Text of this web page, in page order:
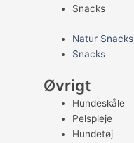
Snacks
Natur Snacks
Snacks
Øvrigt
Hundeskåle
Pelspleje
Hundetøj